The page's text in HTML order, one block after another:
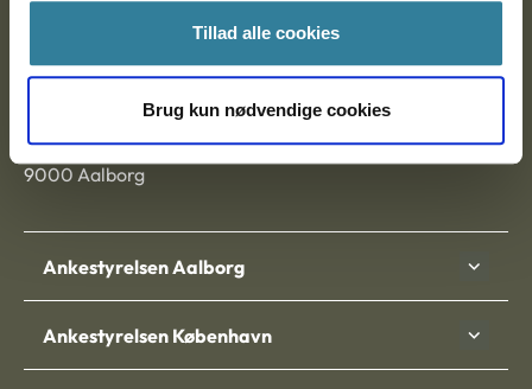
Tillad alle cookies
Brug kun nødvendige cookies
Nytorv 7, 2. sal
9000 Aalborg
Ankestyrelsen Aalborg
Ankestyrelsen København